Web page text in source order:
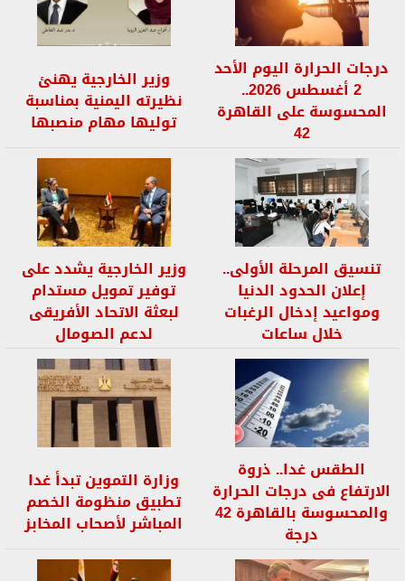
درجات الحرارة اليوم الأحد
2 أغسطس 2026..
المحسوسة على القاهرة
42
وزير الخارجية يهنئ
نظيرته اليمنية بمناسبة
توليها مهام منصبها
تنسيق المرحلة الأولى..
إعلان الحدود الدنيا
ومواعيد إدخال الرغبات
خلال ساعات
وزير الخارجية يشدد على
توفير تمويل مستدام
لبعثة الاتحاد الأفريقى
لدعم الصومال
الطقس غدا.. ذروة
الارتفاع فى درجات الحرارة
والمحسوسة بالقاهرة 42
درجة
وزارة التموين تبدأ غدا
تطبيق منظومة الخصم
المباشر لأصحاب المخابز